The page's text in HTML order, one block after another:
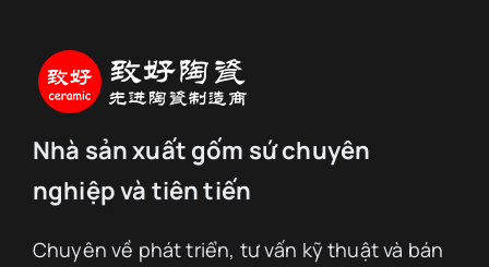
Nhà sản xuất gốm sứ chuyên
nghiệp và tiên tiến
Chuyên về phát triển, tư vấn kỹ thuật và bán